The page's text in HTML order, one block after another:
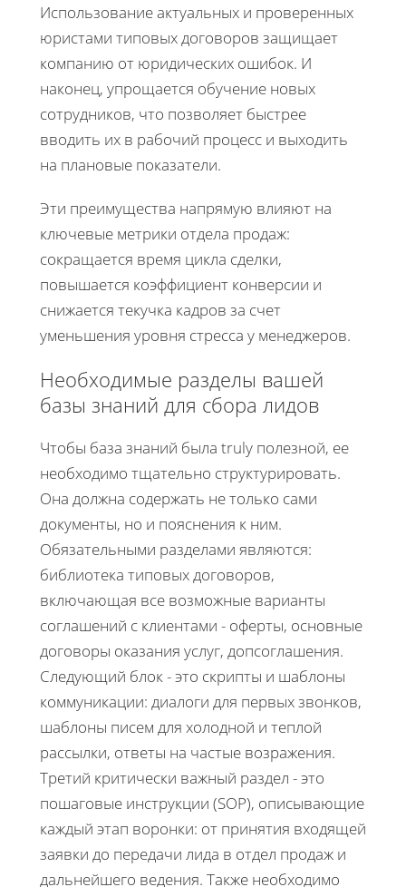
Использование актуальных и проверенных
юристами типовых договоров защищает
компанию от юридических ошибок. И
наконец, упрощается обучение новых
сотрудников, что позволяет быстрее
вводить их в рабочий процесс и выходить
на плановые показатели.
Эти преимущества напрямую влияют на
ключевые метрики отдела продаж:
сокращается время цикла сделки,
повышается коэффициент конверсии и
снижается текучка кадров за счет
уменьшения уровня стресса у менеджеров.
Необходимые разделы вашей
базы знаний для сбора лидов
Чтобы база знаний была truly полезной, ее
необходимо тщательно структурировать.
Она должна содержать не только сами
документы, но и пояснения к ним.
Обязательными разделами являются:
библиотека типовых договоров,
включающая все возможные варианты
соглашений с клиентами - оферты, основные
договоры оказания услуг, допсоглашения.
Следующий блок - это скрипты и шаблоны
коммуникации: диалоги для первых звонков,
шаблоны писем для холодной и теплой
рассылки, ответы на частые возражения.
Третий критически важный раздел - это
пошаговые инструкции (SOP), описывающие
каждый этап воронки: от принятия входящей
заявки до передачи лида в отдел продаж и
дальнейшего ведения. Также необходимо